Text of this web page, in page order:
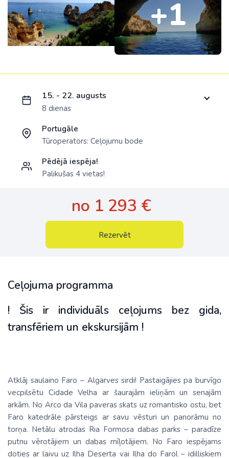
+1
Ceļojuma programma
! Šis ir individuāls ceļojums bez gida,
transfēriem un ekskursijām !
Atklāj saulaino Faro – Algarves sirdi! Pastaigājies pa burvīgo
vecpilsētu Cidade Velha ar šaurajām ieliņām un senajām
arkām. No Arco da Vila paveras skats uz romantisko ostu, bet
Faro katedrāle pārsteigs ar savu vēsturi un panorāmu no
torņa. Netālu atrodas Ria Formosa dabas parks – paradīze
putnu vērotājiem un dabas mīļotājiem. No Faro iespējams
doties ar laivu uz Ilha Deserta vai Ilha do Farol – idilliskiem
15. - 22. augusts
8 dienas
Portugāle
Tūroperators: Ceļojumu bode
Pēdējā iespēja!
Palikušas 4 vietas!
no 1 293 €
Rezervēt